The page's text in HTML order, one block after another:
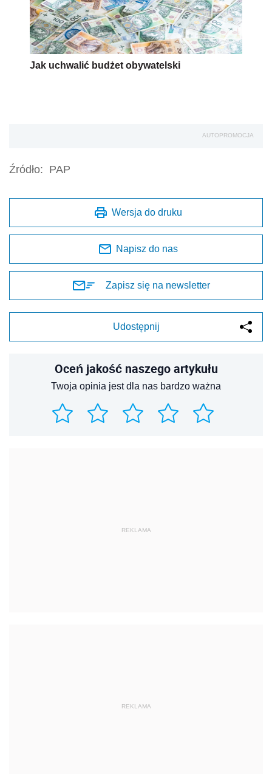
Jak uchwalić budżet obywatelski
AUTOPROMOCJA
Źródło: PAP
Wersja do druku
Napisz do nas
Zapisz się na newsletter
Udostępnij
Oceń jakość naszego artykułu
Twoja opinia jest dla nas bardzo ważna
REKLAMA
REKLAMA